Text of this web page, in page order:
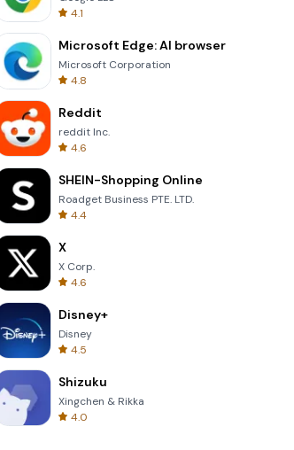
Om Nom Run
4.1
Microsoft Edge: AI browser
Microsoft Corporation
4.8
Reddit
reddit Inc.
4.6
SHEIN-Shopping Online
Roadget Business PTE. LTD.
4.4
X
X Corp.
4.6
Disney+
Disney
4.5
Shizuku
Xingchen & Rikka
4.0